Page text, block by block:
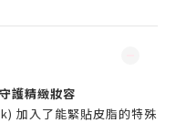
護精緻妝容
加入了能緊貼皮脂的特殊